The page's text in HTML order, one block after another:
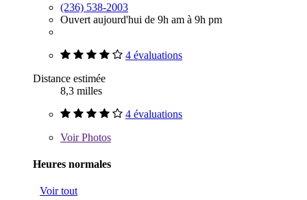
(236) 538-2003
Ouvert aujourd'hui de 9h am à 9h pm
4 évaluations
Distance estimée
8,3 milles
4 évaluations
VoirPhotos
Heures normales
Voir tout